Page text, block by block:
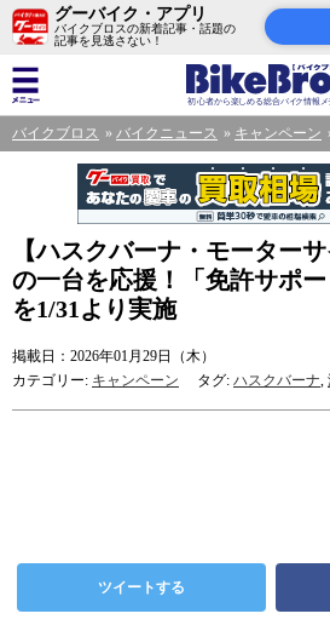
グーバイク・アプリ
バイクブロスの新着記事・話題の
記事を見逃さない！
バイクブロス バイクニュース キャンペーン
【ハスクバーナ・モーター
の一台を応援！「免許サポー
を1/31より実施
掲載日：2026年01月29日（木）
カテゴリー: キャンペーン タグ: ハスクバーナ,
ツイートする